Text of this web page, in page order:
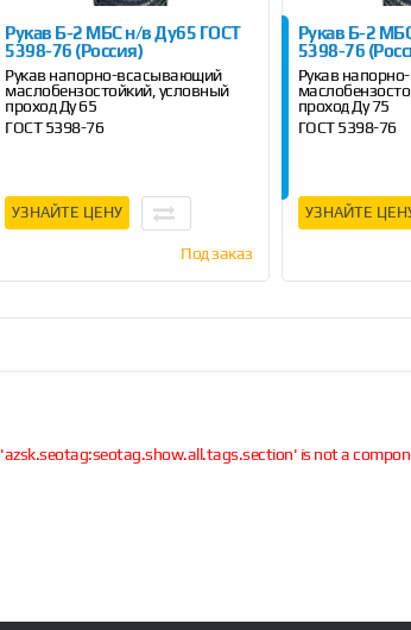
Рукав Б-2 МБС н/в Ду65 ГОСТ
5398-76 (Россия)
Рукав напорно-всасывающий
маслобензостойкий, условный
проход Ду 65
ГОСТ 5398-76
УЗНАЙТЕ ЦЕНУ
Под заказ
Рукав Б-2
5398-76
Рукав
проход Ду 75
ГОСТ 5398-76
УЗНАЙТЕ
'azsk.seotag:seotag.show.all.tags.section' is not a